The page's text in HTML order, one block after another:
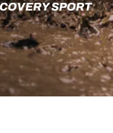
SPORT